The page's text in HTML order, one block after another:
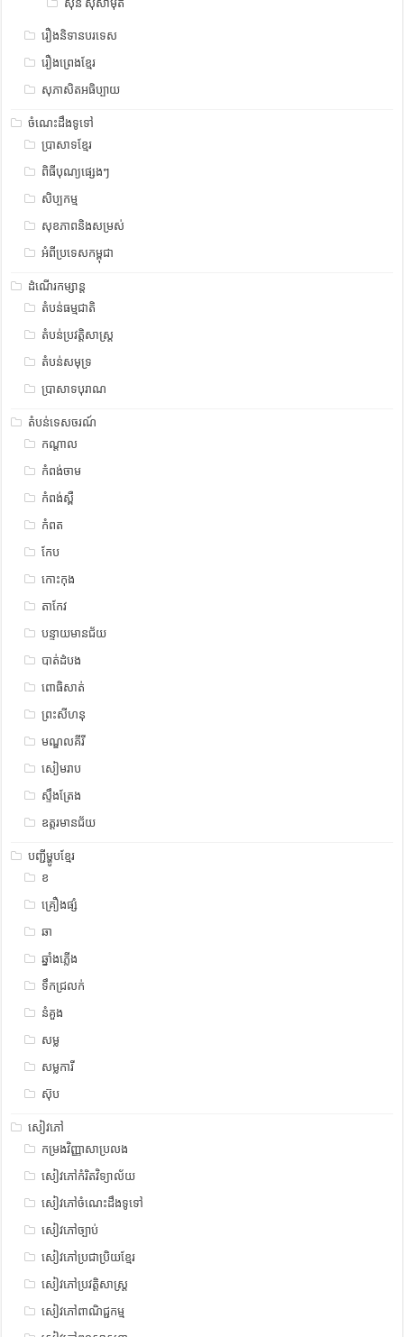
ស៊ិន ស៊ីសាមុត
រឿងនិទានបរទេស
រឿងព្រេងខ្មែរ
សុភាសិតអធិប្បាយ
ចំណេះដឹងទូទៅ
ប្រាសាទខ្មែរ
ពិធីបុណ្យផ្សេងៗ
សិប្បកម្ម
សុខភាពនិងសម្រស់
អំពីប្រទេសកម្ពុជា
ដំណើរកម្សាន្ត
តំបន់ធម្មជាតិ
តំបន់ប្រវត្តិសាស្រ្ត
តំបន់សមុទ្រ
ប្រាសាទបុរាណ
តំបន់ទេសចរណ៍
កណ្តាល
កំពង់ចាម
កំពង់ស្ពឺ
កំពត
កែប
កោះកុង
តាកែវ
បន្ទាយមានជ័យ
បាត់ដំបង
ពោធិសាត់
ព្រះសីហនុ
មណ្ឌលគីរី
សៀមរាប
ស្ទឹង​​ត្រែង
ឧត្ដរមានជ័យ
បញ្ជីម្ហូបខ្មែរ
ខ
គ្រឿងផ្សំ
ឆា
ឆ្នាំងភ្លើង
ទឹកជ្រលក់
នំគួង
សម្ល
សម្លការី
ស៊ុប
សៀវភៅ
កម្រងវិញ្ញាសាប្រលង
សៀវភៅកំរិតវិទ្យាល័យ
សៀវភៅចំណេះដឹងទូទៅ
សៀវភៅច្បាប់
សៀវភៅប្រជាប្រិយខ្មែរ
សៀវភៅប្រវត្តិសាស្រ្ត
សៀវភៅពាណិជ្ជកម្ម